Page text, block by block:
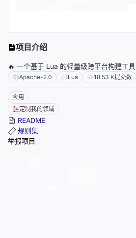
项目介绍
🔥 一个基于 Lua 的轻量级跨平台构建工具
Apache-2.0 Lua 18.53 K提交数
应用
定制我的领域
README
规则集
举报项目